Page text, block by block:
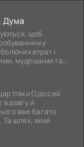
Дума
щоб
у
втрат і
мудрішими та
Ітаки Одіссей
довгу й
вже багато
Та шлях, який